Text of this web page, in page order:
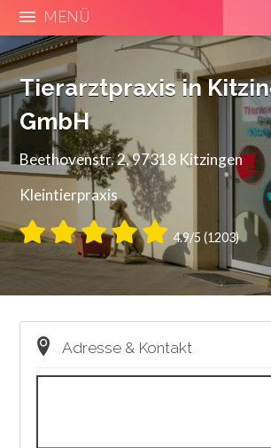
MENÜ
Tierarztpraxis in
GmbH
Beethovenstr. 2, 97318 Kitzingen
Kleintierpraxis
4.9/5 (1203)
Adresse & Kontakt